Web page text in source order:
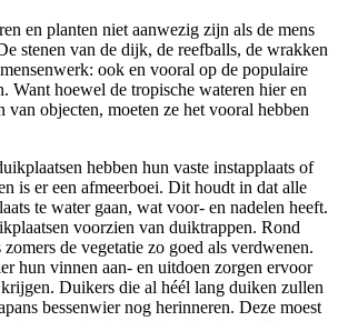
en planten niet aanwezig zijn als de mens
stenen van de dijk, de reefballs, de wrakken
ook en vooral op de populaire
Want hoewel de tropische wateren hier en
objecten, moeten ze het vooral hebben
hebben hun vaste instapplaats of
is er een afmeerboei. Dit houdt in dat alle
te water gaan, wat voor- en nadelen heeft.
voorzien van duiktrappen. Rond
zomers de vegetatie zo goed als verdwenen.
hun vinnen aan- en uitdoen zorgen ervoor
Duikers die al héél lang duiken zullen
bessenwier nog herinneren. Deze moest